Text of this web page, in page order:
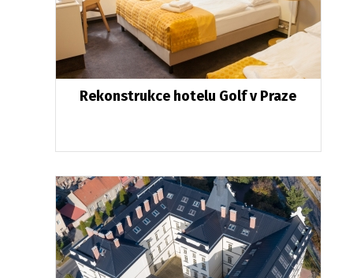
Rekonstrukce hotelu Golf v Praze